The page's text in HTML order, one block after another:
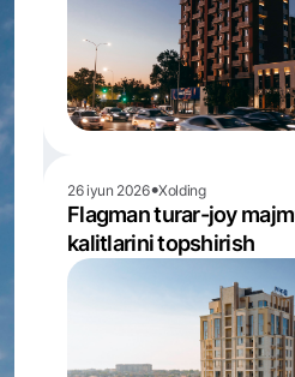
26 iyun 2026•Xolding
Flagman turar-joy
kalitlarini topshirish